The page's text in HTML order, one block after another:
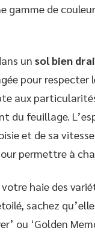
de
un sol bien
pour
aux
du feuillage.
et de sa
permettre à
haie des
sachez
ou ‘Golden